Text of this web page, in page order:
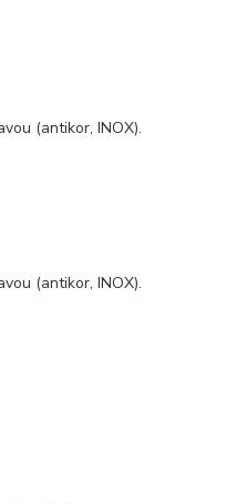
(antikor, INOX).
(antikor, INOX).